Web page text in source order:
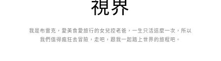
視界
我是布雷克，愛美食愛旅行的女兒控老爸，一生只活這麼一次，所以
我們值得瘋狂去冒險，走吧，跟我一起踏上世界的旅程吧。